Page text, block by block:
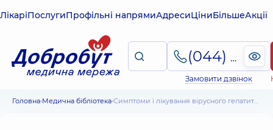
ЛікаріПослугиПрофільні напрямиАдресиЦіниБільшеАкції
(044) 495-2-888
Замовити дзвінок
Головна Медична бібліотека Симптоми і лікування вірусного гепатиту А, профілактика зараження